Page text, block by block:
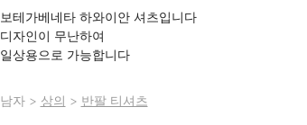
보테가베네타 하와이안 셔츠입니다
디자인이 무난하여
일상용으로 가능합니다
남자> 상의 > 반팔 티셔츠